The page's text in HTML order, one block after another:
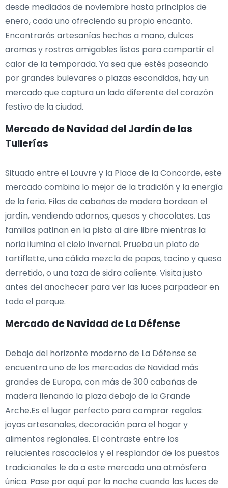
desde mediados de noviembre hasta principios de
enero, cada uno ofreciendo su propio encanto.
Encontrarás artesanías hechas a mano, dulces
aromas y rostros amigables listos para compartir el
calor de la temporada. Ya sea que estés paseando
por grandes bulevares o plazas escondidas, hay un
mercado que captura un lado diferente del corazón
festivo de la ciudad.
Mercado de Navidad del Jardín de las
Tullerías
Situado entre el Louvre y la Place de la Concorde, este
mercado combina lo mejor de la tradición y la energía
de la feria. Filas de cabañas de madera bordean el
jardín, vendiendo adornos, quesos y chocolates. Las
familias patinan en la pista al aire libre mientras la
noria ilumina el cielo invernal. Prueba un plato de
tartiflette, una cálida mezcla de papas, tocino y queso
derretido, o una taza de sidra caliente. Visita justo
antes del anochecer para ver las luces parpadear en
todo el parque.
Mercado de Navidad de La Défense
Debajo del horizonte moderno de La Défense se
encuentra uno de los mercados de Navidad más
grandes de Europa, con más de 300 cabañas de
madera llenando la plaza debajo de la Grande
Arche.Es el lugar perfecto para comprar regalos:
joyas artesanales, decoración para el hogar y
alimentos regionales. El contraste entre los
relucientes rascacielos y el resplandor de los puestos
tradicionales le da a este mercado una atmósfera
única. Pase por aquí por la noche cuando las luces de